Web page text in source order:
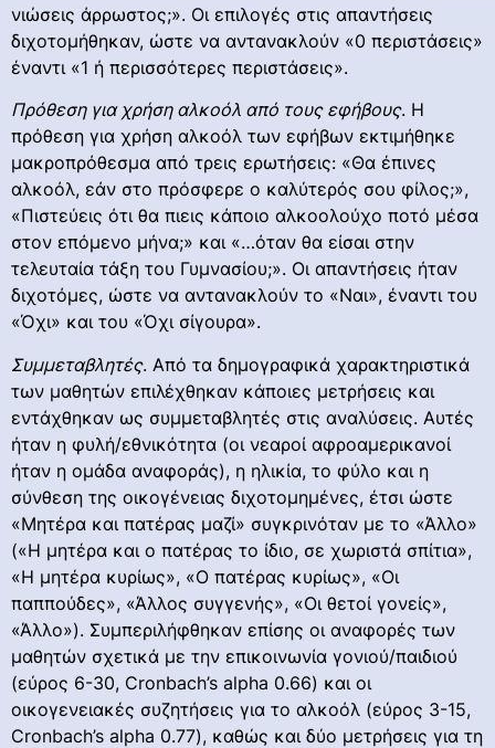
νιώσεις άρρωστος;». Οι επιλογές στις απαντήσεις
διχοτομήθηκαν, ώστε να αντανακλούν «0 περιστάσεις»
έναντι «1 ή περισσότερες περιστάσεις».
Πρόθεση για χρήση αλκοόλ από τους εφήβους. Η
πρόθεση για χρήση αλκοόλ των εφήβων εκτιμήθηκε
μακροπρόθεσμα από τρεις ερωτήσεις: «Θα έπινες
αλκοόλ, εάν στο πρόσφερε ο καλύτερός σου φίλος;»,
«Πιστεύεις ότι θα πιεις κάποιο αλκοολούχο ποτό μέσα
στον επόμενο μήνα;» και «…όταν θα είσαι στην
τελευταία τάξη του Γυμνασίου;». Οι απαντήσεις ήταν
διχοτόμες, ώστε να αντανακλούν το «Ναι», έναντι του
«Όχι» και του «Όχι σίγουρα».
Συμμεταβλητές. Από τα δημογραφικά χαρακτηριστικά
των μαθητών επιλέχθηκαν κάποιες μετρήσεις και
εντάχθηκαν ως συμμεταβλητές στις αναλύσεις. Αυτές
ήταν η φυλή/εθνικότητα (οι νεαροί αφροαμερικανοί
ήταν η ομάδα αναφοράς), η ηλικία, το φύλο και η
σύνθεση της οικογένειας διχοτομημένες, έτσι ώστε
«Μητέρα και πατέρας μαζί» συγκρινόταν με το «Άλλο»
(«Η μητέρα και ο πατέρας το ίδιο, σε χωριστά σπίτια»,
«Η μητέρα κυρίως», «Ο πατέρας κυρίως», «Οι
παππούδες», «Άλλος συγγενής», «Οι θετοί γονείς»,
«Άλλο»). Συμπεριλήφθηκαν επίσης οι αναφορές των
μαθητών σχετικά με την επικοινωνία γονιού/παιδιού
(εύρος 6-30, Cronbach’s alpha 0.66) και οι
οικογενειακές συζητήσεις για το αλκοόλ (εύρος 3-15,
Cronbach’s alpha 0.77), καθώς και δύο μετρήσεις για τη